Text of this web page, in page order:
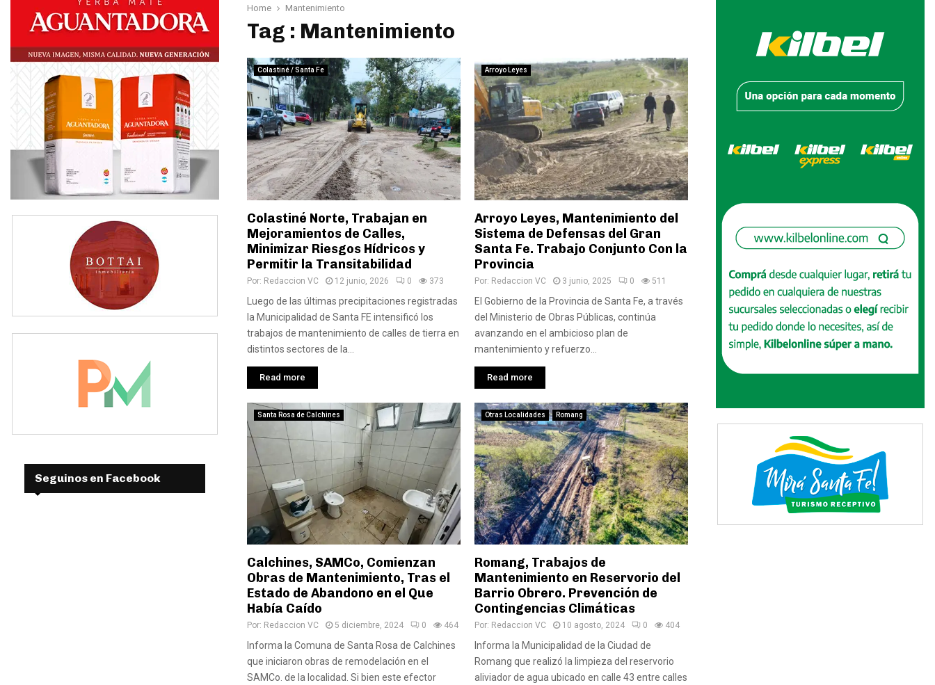
Home Mantenimiento
Tag : Mantenimiento
Colastiné / Santa Fe
Colastiné Norte, Trabajan en
Mejoramientos de Calles,
Minimizar Riesgos Hídricos y
Permitir la Transitabilidad
Por: Redaccion VC 12 junio, 2026 0 373
Luego de las últimas precipitaciones registradas
la Municipalidad de Santa FE intensificó los
trabajos de mantenimiento de calles de tierra en
distintos sectores de la...
Read more
Arroyo Leyes
Arroyo Leyes, Mantenimiento del
Sistema de Defensas del Gran
Santa Fe. Trabajo Conjunto Con la
Provincia
Por: Redaccion VC 3 junio, 2025 0 511
El Gobierno de la Provincia de Santa Fe, a través
del Ministerio de Obras Públicas, continúa
avanzando en el ambicioso plan de
mantenimiento y refuerzo...
Read more
Santa Rosa de Calchines
Calchines, SAMCo, Comienzan
Obras de Mantenimiento, Tras el
Estado de Abandono en el Que
Había Caído
Por: Redaccion VC 5 diciembre, 2024 0 464
Informa la Comuna de Santa Rosa de Calchines
que iniciaron obras de remodelación en el
SAMCo. de la localidad. Si bien este efector
Otras Localidades Romang
Romang, Trabajos de
Mantenimiento en Reservorio del
Barrio Obrero. Prevención de
Contingencias Climáticas
Por: Redaccion VC 10 agosto, 2024 0 404
Informa la Municipalidad de la Ciudad de
Romang que realizó la limpieza del reservorio
aliviador de agua ubicado en calle 43 entre calles
Seguinos en Facebook